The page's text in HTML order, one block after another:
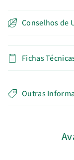
Conselhos de
Fichas
Outras